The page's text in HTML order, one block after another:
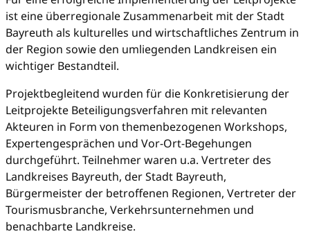
ist eine überregionale Zusammenarbeit mit der Stadt
Bayreuth als kulturelles und wirtschaftliches Zentrum in
der Region sowie den umliegenden Landkreisen ein
wichtiger Bestandteil.
Projektbegleitend wurden für die Konkretisierung der
Leitprojekte Beteiligungsverfahren mit relevanten
Akteuren in Form von themenbezogenen Workshops,
Expertengesprächen und Vor-Ort-Begehungen
durchgeführt. Teilnehmer waren u.a. Vertreter des
Landkreises Bayreuth, der Stadt Bayreuth,
Bürgermeister der betroffenen Regionen, Vertreter der
Tourismusbranche, Verkehrsunternehmen und
benachbarte Landkreise.